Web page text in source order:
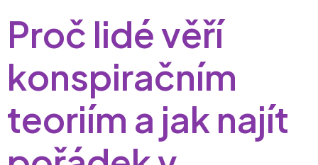
Proč lidé věří
konspiračním
teoriím a jak najít